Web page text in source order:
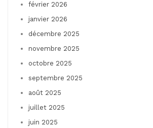
février 2026
janvier 2026
décembre 2025
novembre 2025
octobre 2025
septembre 2025
août 2025
juillet 2025
juin 2025